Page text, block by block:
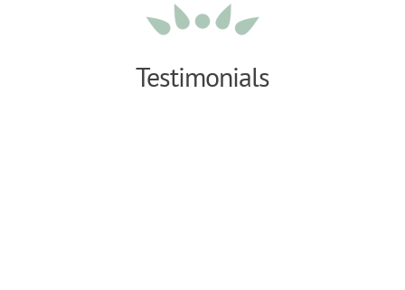
Testimonials